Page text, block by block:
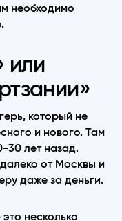
необходимо
или
который не
и нового. Там
30 лет назад.
от Москвы и
даже за деньги.
несколько